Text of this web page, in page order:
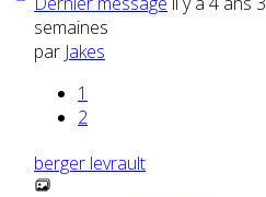
semaines
par Jakes
1
2
berger levrault